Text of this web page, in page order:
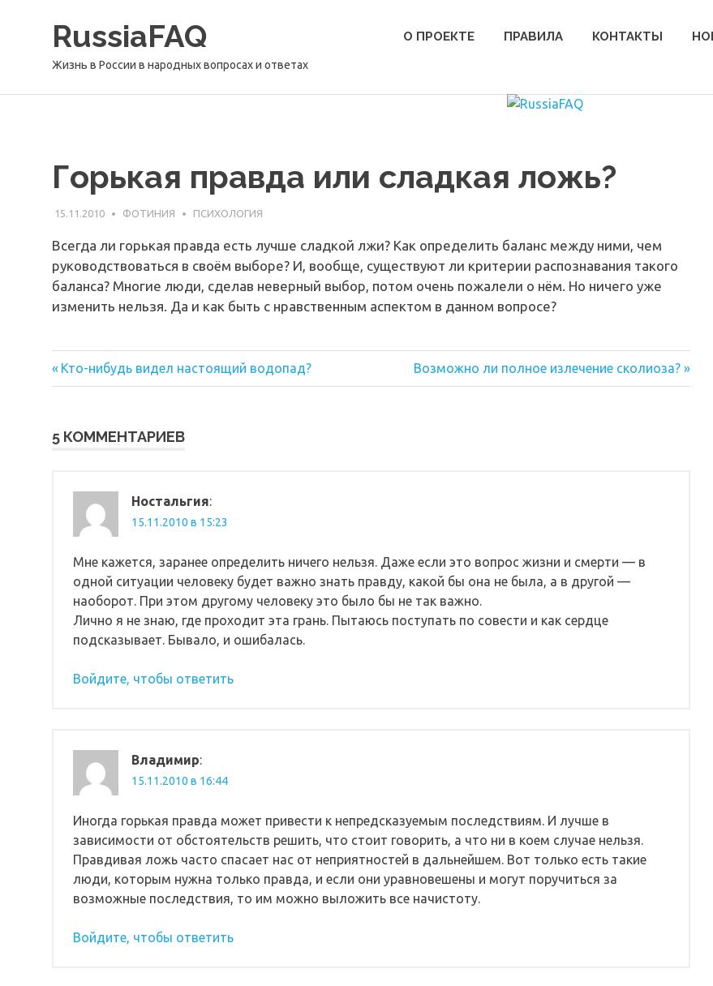
содержимомуRussiaFAQ
Жизнь в России в народных вопросах и ответах
О ПРОЕКТЕ ПРАВИЛА КОНТАКТЫ
Горькая правда или сладкая ложь?
15.11.2010 ФОТИНИЯ ПСИХОЛОГИЯ
Всегда ли горькая правда есть лучше сладкой лжи? Как определить баланс между ними, чем
руководствоваться в своём выборе? И, вообще, существуют ли критерии распознавания такого
баланса? Многие люди, сделав неверный выбор, потом очень пожалели о нём. Но ничего уже
изменить нельзя. Да и как быть с нравственным аспектом в данном вопросе?
Навигация
записям
Предыдущая
запись:
Кто-нибудь видел настоящий водопад?
Следующая
запись:
Возможно ли полное излечение сколиоза?
5 КОММЕНТАРИЕВ
Ностальгия:
15.11.2010 в 15:23
Мне кажется, заранее определить ничего нельзя. Даже если это вопрос жизни и смерти — в
одной ситуации человеку будет важно знать правду, какой бы она не была, а в другой —
наоборот. При этом другому человеку это было бы не так важно.
Лично я не знаю, где проходит эта грань. Пытаюсь поступать по совести и как сердце
подсказывает. Бывало, и ошибалась.
Войдите, чтобы ответить
Владимир:
15.11.2010 в 16:44
Иногда горькая правда может привести к непредсказуемым последствиям. И лучше в
зависимости от обстоятельств решить, что стоит говорить, а что ни в коем случае нельзя.
Правдивая ложь часто спасает нас от неприятностей в дальнейшем. Вот только есть такие
люди, которым нужна только правда, и если они уравновешены и могут поручиться за
возможные последствия, то им можно выложить все начистоту.
Войдите, чтобы ответить